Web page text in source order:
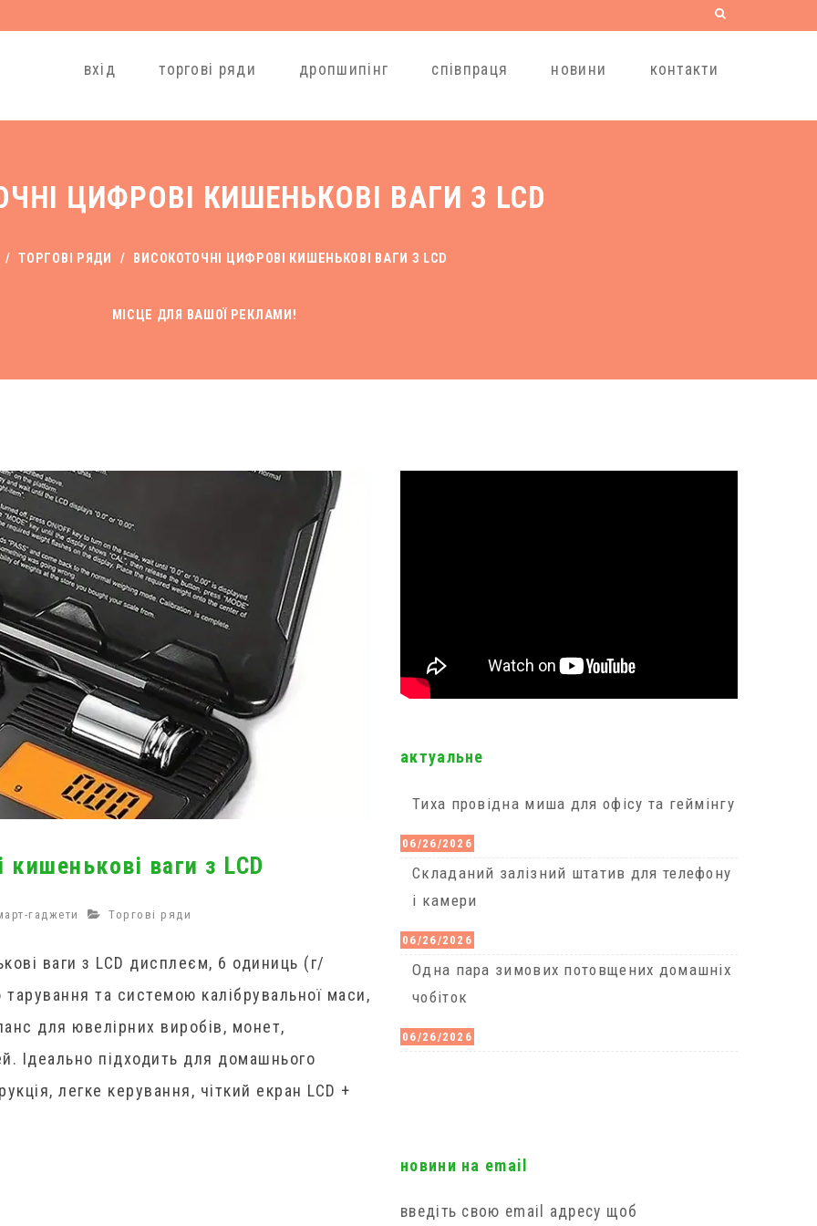
вхід торгові ряди дропшипінг співпраця новини контакти
ЦИФРОВІ КИШЕНЬКОВІ ВАГИ З LCD
/ ТОРГОВІ РЯДИ / ВИСОКОТОЧНІ ЦИФРОВІ КИШЕНЬКОВІ ВАГИ З LCD
МІСЦЕ ДЛЯ ВАШОЇ РЕКЛАМИ!
ваги з LCD
гаджети Торгові ряди
ваги з LCD дисплеєм, 6 одиниць (г/
та системою калібрувальної маси,
для ювелірних виробів, монет,
Ідеально підходить для домашнього
легке керування, чіткий екран LCD +
актуальне
Тиха провідна миша для офісу та геймінгу
06/26/2026
Cкладаний залізний штатив для телефону
і камери
06/26/2026
Одна пара зимових потовщених домашніх
чобіток
06/26/2026
новини на email
введіть свою email адресу щоб